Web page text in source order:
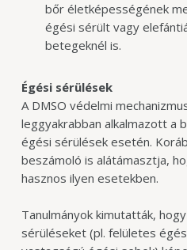
bőr életképességének
égési sérült vagy
betegeknél is.
Égési sérülések
A DMSO védelmi
leggyakrabban alkalmazott a
égési sérülések esetén.
beszámoló is alátámasztja,
hasznos ilyen esetekben.
Tanulmányok kimutatták,
sérüléseket (pl. felületes